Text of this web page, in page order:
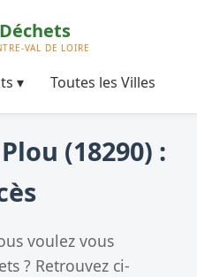
▾ Toutes les Villes
(18290) :
voulez vous
? Retrouvez ci-